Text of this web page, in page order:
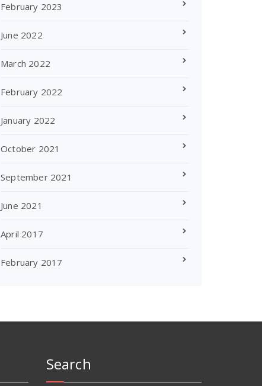
February 2023
June 2022
March 2022
February 2022
January 2022
October 2021
September 2021
June 2021
April 2017
February 2017
Search